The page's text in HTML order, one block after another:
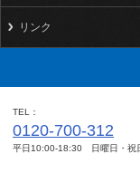
リンク
TEL
0120-700-312
平日10:00-18:30 日曜日・祝